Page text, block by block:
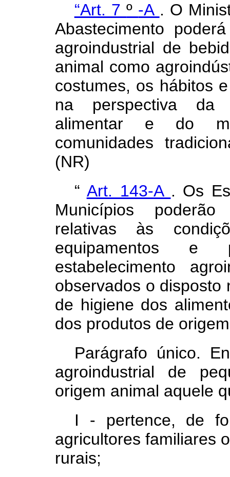
“Art. 7º -A . O
Abastecimento
agroindustrial de
animal como
costumes, os hábitos
na perspectiva da
alimentar e do
comunidades
(NR)
“ Art. 143-A . Os
Municípios
relativas às
equipamentos e
estabelecimento
observados o disposto
de higiene dos
dos produtos de
Parágrafo único.
agroindustrial de
origem animal aquele
I - pertence, de
agricultores familiares
rurais;